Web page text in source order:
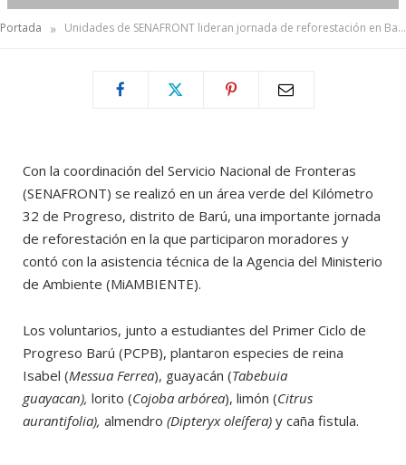
Portada » Unidades de SENAFRONT lideran jornada de reforestación en Barú
Con la coordinación del Servicio Nacional de Fronteras
(SENAFRONT) se realizó en un área verde del Kilómetro
32 de Progreso, distrito de Barú, una importante jornada
de reforestación en la que participaron moradores y
contó con la asistencia técnica de la Agencia del Ministerio
de Ambiente (MiAMBIENTE).
Los voluntarios, junto a estudiantes del Primer Ciclo de
Progreso Barú (PCPB), plantaron especies de reina
Isabel (Messua Ferrea), guayacán (Tabebuia
guayacan), lorito (Cojoba arbórea), limón (Citrus
aurantifolia), almendro (Dipteryx oleífera) y caña fistula.